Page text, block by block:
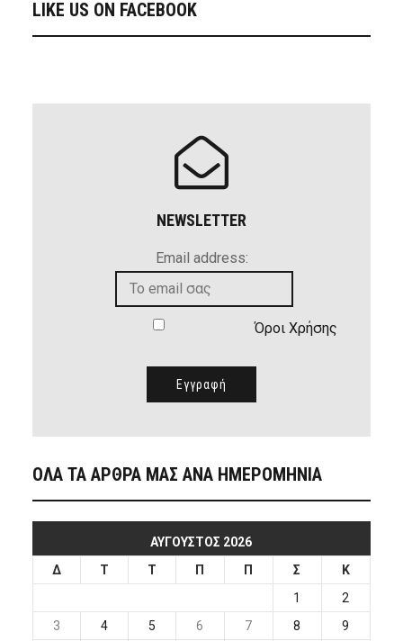
LIKE US ON FACEBOOK
NEWSLETTER
Email address:
Όροι Χρήσης
ΟΛΑ ΤΑ ΑΡΘΡΑ ΜΑΣ ΑΝΑ ΗΜΕΡΟΜΗΝΙΑ
ΑΎΓΟΥΣΤΟΣ 2026
Δ
Τ Τ Π Π Σ
Κ
1
2
3
4 5 6 7 8 9